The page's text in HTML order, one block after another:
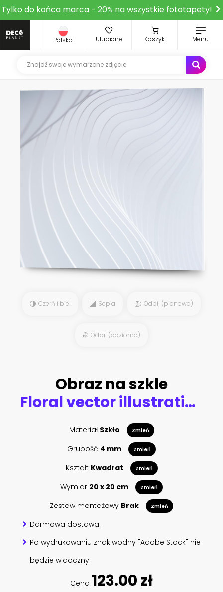
Tylko do końca marca - 20% na wszystkie fototapety!
Polska Ulubione Koszyk Menu
Czerń i biel Sepia Odbij (pionowo)
Odbij (poziomo)
Obraz na szkle
Floral vector illustration with flowers rustic pretty style
Materiał Szkło Zmień
Grubość 4 mm Zmień
Kształt Kwadrat Zmień
Wymiar 20 x 20 cm Zmień
Zestaw montażowy Brak Zmień
Darmowa dostawa.
Po wydrukowaniu znak wodny "Adobe Stock" nie
będzie widoczny.
Cena 123.00 zł